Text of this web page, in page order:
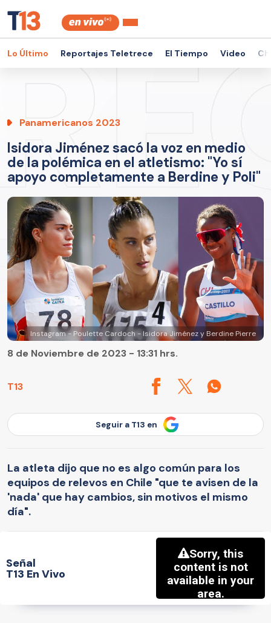
Lo Último Reportajes Teletrece El Tiempo Video
Panamericanos 2023
Isidora Jiménez sacó la voz en medio
de la polémica en el atletismo: "Yo sí
apoyo completamente a Berdine y Poli"
Instagram - Poulette Cardoch - Isidora Jiménez y Berdine Pierre
T13
8 de Noviembre de 2023 - 13:31 hrs.
Seguir a T13 en
La atleta dijo que no es algo común para los
equipos de relevos en Chile "que te avisen de la
'nada' que hay cambios, sin motivos el mismo
día".
Señal
T13 En Vivo